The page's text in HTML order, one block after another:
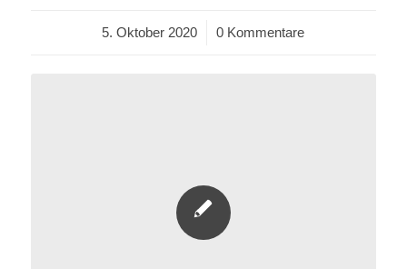
5. Oktober 2020
/ 0 Kommentare